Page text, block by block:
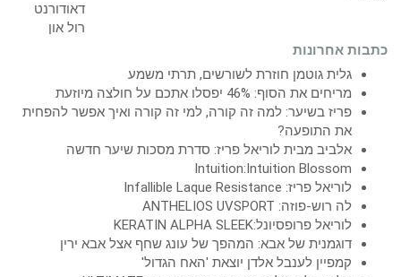
כתבות אחרונות
גלית גוטמן חוזרת לשורשים, תרתי משמע
מריחים את הסוף: 46% יפסלו אתכם על חולצה מיוזעת
פריז בשיער: למה זה קורה, למי זה קורה ואיך אפשר להפחית
את התופעה?
אלביב מבית לוריאל פריז: סדרת מסכות שיער חדשה
Intuition:Intuition Blossom
לוריאל פריז: Infallible Laque Resistance
לה רוש-פוזה: ANTHELIOS UVSPORT
לוריאל פרופסיונל:KERATIN ALPHA SLEEK
דוגמנית של אבא: המהפך של עונג שחף אצל אבא ירין
קמפיין לענבל אלדן יוצאת 'האח הגדול'